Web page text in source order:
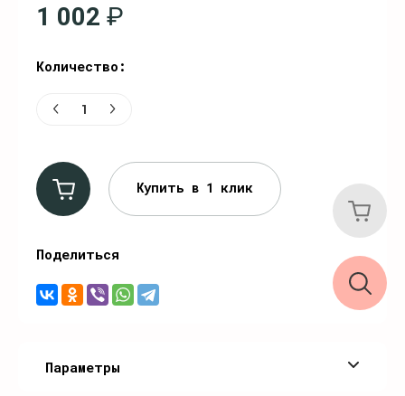
1 002 ₽
Количество:
Купить в 1 клик
Поделиться
Параметры